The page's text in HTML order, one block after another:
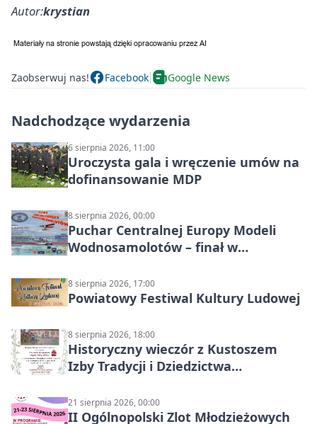
Autor:krystian
Zaobserwuj nas! Facebook Google News
Nadchodzące wydarzenia
6 sierpnia 2026, 11:00
Uroczysta gala i wręczenie umów na
dofinansowanie MDP
8 sierpnia 2026, 00:00
Puchar Centralnej Europy Modeli
Wodnosamolotów – finał w
8 sierpnia 2026, 17:00
Powiatowy Festiwal Kultury Ludowej
8 sierpnia 2026, 18:00
Historyczny wieczór z Kustoszem
Izby Tradycji i Dziedzictwa
Gęburą
21 sierpnia 2026, 00:00
II Ogólnopolski Zlot Młodzieżowych